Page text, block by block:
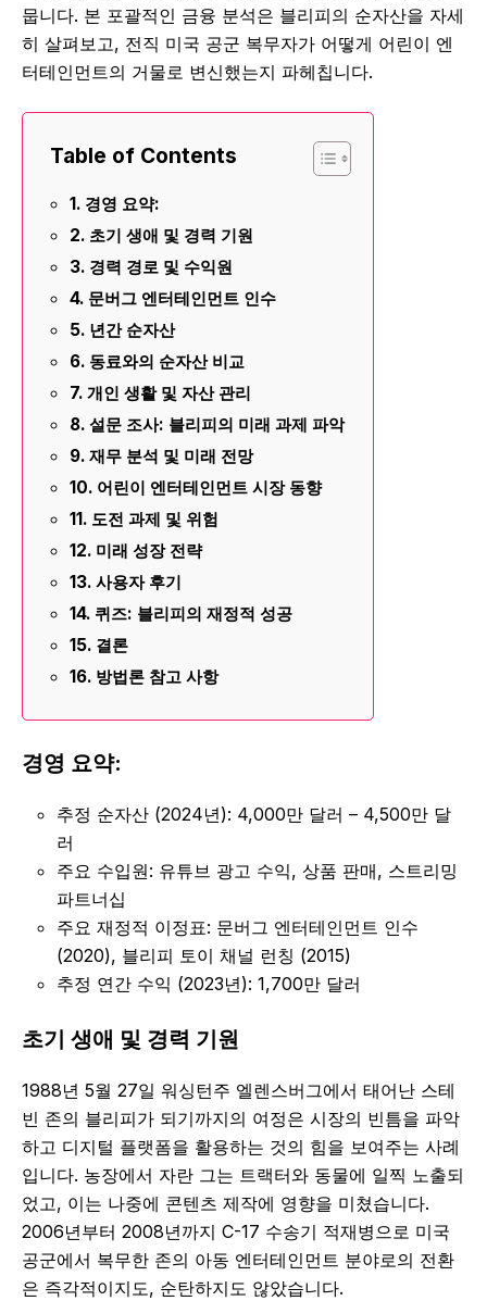
뭅니다. 본 포괄적인 금융 분석은 블리피의 순자산을 자세
히 살펴보고, 전직 미국 공군 복무자가 어떻게 어린이 엔
터테인먼트의 거물로 변신했는지 파헤칩니다.
Table of Contents
경영 요약:
초기 생애 및 경력 기원
경력 경로 및 수익원
문버그 엔터테인먼트 인수
년간 순자산
동료와의 순자산 비교
개인 생활 및 자산 관리
설문 조사: 블리피의 미래 과제 파악
재무 분석 및 미래 전망
어린이 엔터테인먼트 시장 동향
도전 과제 및 위험
미래 성장 전략
사용자 후기
퀴즈: 블리피의 재정적 성공
결론
방법론 참고 사항
경영 요약:
추정 순자산 (2024년): 4,000만 달러 – 4,500만 달
러
주요 수입원: 유튜브 광고 수익, 상품 판매, 스트리밍
파트너십
주요 재정적 이정표: 문버그 엔터테인먼트 인수
(2020), 블리피 토이 채널 런칭 (2015)
추정 연간 수익 (2023년): 1,700만 달러
초기 생애 및 경력 기원
1988년 5월 27일 워싱턴주 엘렌스버그에서 태어난 스테
빈 존의 블리피가 되기까지의 여정은 시장의 빈틈을 파악
하고 디지털 플랫폼을 활용하는 것의 힘을 보여주는 사례
입니다. 농장에서 자란 그는 트랙터와 동물에 일찍 노출되
었고, 이는 나중에 콘텐츠 제작에 영향을 미쳤습니다.
2006년부터 2008년까지 C-17 수송기 적재병으로 미국
공군에서 복무한 존의 아동 엔터테인먼트 분야로의 전환
은 즉각적이지도, 순탄하지도 않았습니다.